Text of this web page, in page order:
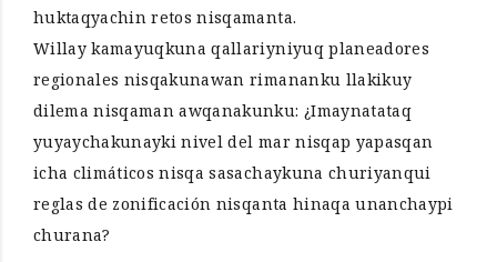
huktaqyachin retos nisqamanta.
Willay kamayuqkuna qallariyniyuq planeadores
regionales nisqakunawan rimananku llakikuy
dilema nisqaman awqanakunku: ¿Imaynatataq
yuyaychakunayki nivel del mar nisqap yapasqan
icha climáticos nisqa sasachaykuna churiyanqui
reglas de zonificación nisqanta hinaqa unanchaypi
churana?